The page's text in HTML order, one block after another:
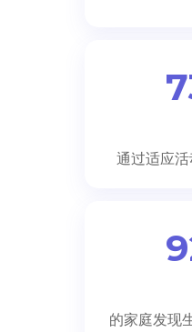
通过适应
的家庭发现